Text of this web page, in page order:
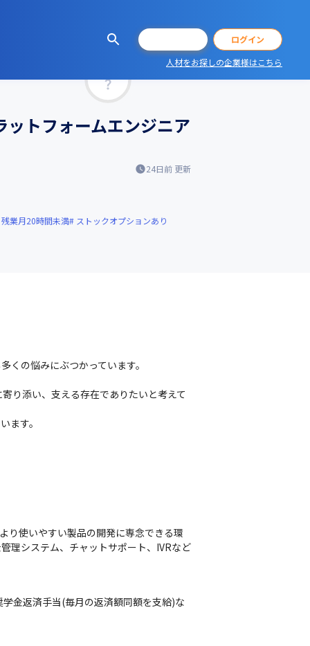
ログイン
人材をお探しの企業様はこちら
ットフォームエンジニア
24日前 更新
残業月20時間未満
ストックオプションあり
の悩みにぶつかっています。
り添い、支える存在でありたいと考えて
ます。
り使いやすい製品の開発に専念できる環
理システム、チャットサポート、IVRなど
金返済手当(毎月の返済額同額を支給)な